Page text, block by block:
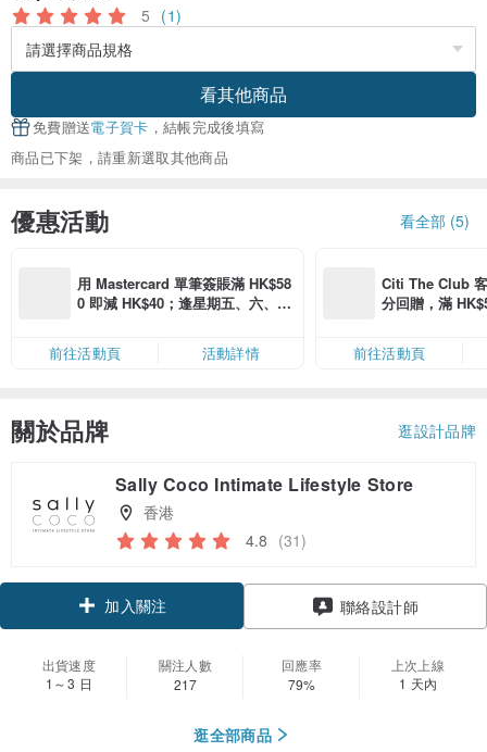
5 (1)
看其他商品
免費贈送電子賀卡 ，結帳完成後填寫
商品已下架，請重新選取其他商品
優惠活動 看全部 (5)
用 Mastercard 單筆簽賬滿 HK$58
0 即減 HK$40；逢星期五、六、日
限，額滿即止，僅限「常用信用
卡」結帳）
前往活動頁 活動詳情
Citi The Club
分回贈，滿
前往活動頁
關於品牌 逛設計品牌
Sally Coco Intimate Lifestyle Store
香港
4.8 (31)
加入關注 聯絡設計師
出貨速度
1～3 日
關注人數
217
回應率
79%
上次上線
1 天內
逛全部商品